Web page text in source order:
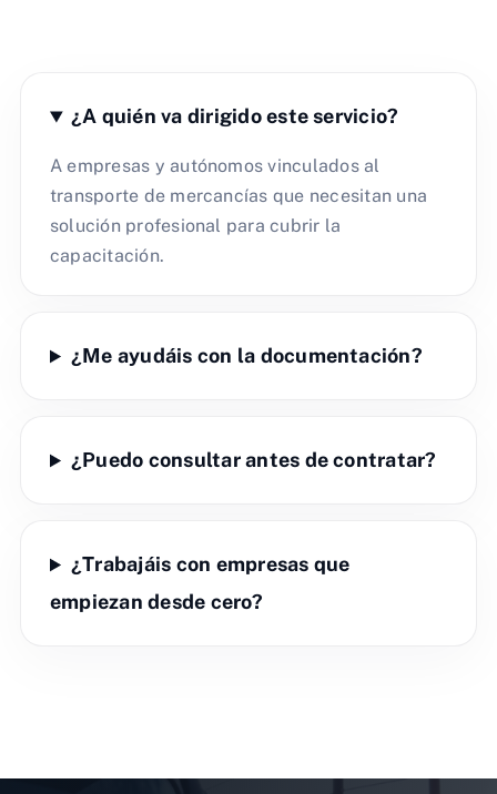
¿A quién va dirigido este servicio?
A empresas y autónomos vinculados al
transporte de mercancías que necesitan una
solución profesional para cubrir la
capacitación.
¿Me ayudáis con la documentación?
¿Puedo consultar antes de contratar?
¿Trabajáis con empresas que
empiezan desde cero?